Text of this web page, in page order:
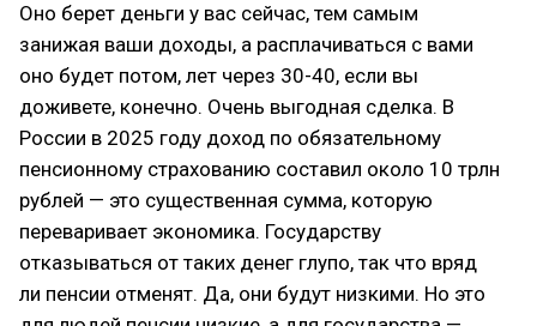
Оно берет деньги у вас сейчас, тем самым
занижая ваши доходы, а расплачиваться с вами
оно будет потом, лет через 30-40, если вы
доживете, конечно. Очень выгодная сделка. В
России в 2025 году доход по обязательному
пенсионному страхованию составил около 10 трлн
рублей — это существенная сумма, которую
переваривает экономика. Государству
отказываться от таких денег глупо, так что вряд
ли пенсии отменят. Да, они будут низкими. Но это